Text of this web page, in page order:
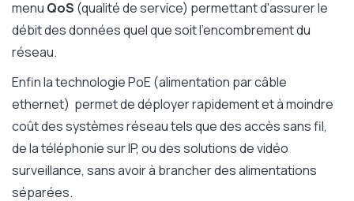
menu QoS (qualité de service) permettant d'assurer le
débit des données quel que soit l'encombrement du
réseau.
Enfin la technologie PoE (alimentation par câble
ethernet) permet de déployer rapidement et à moindre
coût des systèmes réseau tels que des accès sans fil,
de la téléphonie sur IP, ou des solutions de vidéo
surveillance, sans avoir à brancher des alimentations
séparées.